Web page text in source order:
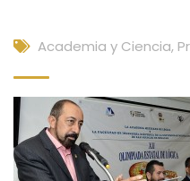
Academia y Ciencia,